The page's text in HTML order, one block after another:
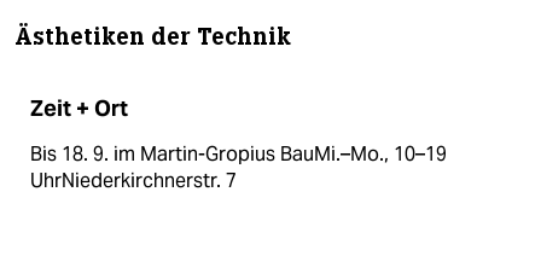
Ästhetiken der Technik
Zeit + Ort
Bis 18. 9. im Martin-Gropius BauMi.–Mo., 10–19
UhrNiederkirchnerstr. 7